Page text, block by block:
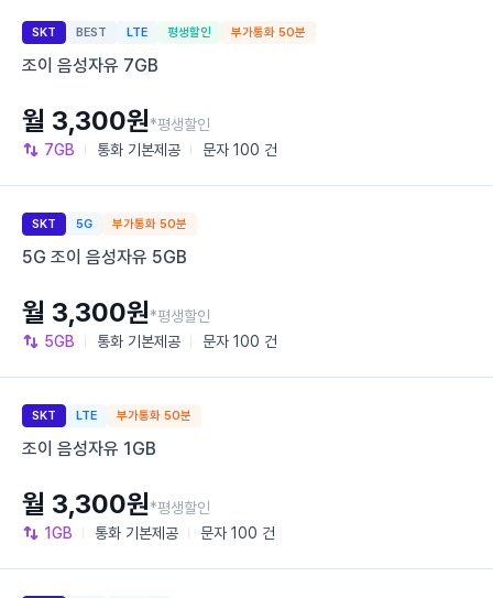
SKT BEST LTE 평생할인 부가통화 50분
조이 음성자유 7GB
7GB 통화 기본제공 문자 100 건
월 3,300원*평생할인
SKT 5G 부가통화 50분
5G 조이 음성자유 5GB
5GB 통화 기본제공 문자 100 건
월 3,300원*평생할인
SKT LTE 부가통화 50분
조이 음성자유 1GB
1GB 통화 기본제공 문자 100 건
월 3,300원*평생할인